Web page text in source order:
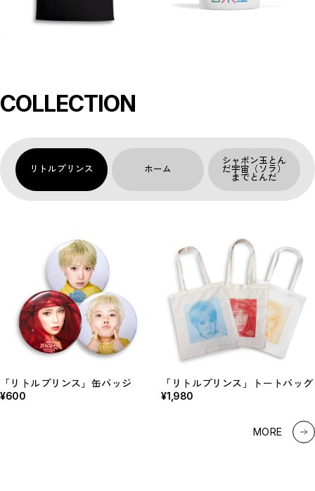
COLLECTION
リトルプリンス ホーム
シャボン玉とん
だ宇宙（ソラ）
までとんだ
「リトルプリンス」缶バッジ
¥600
「リトルプリンス」トートバッグ
¥1,980
MORE
「ホーム」アクリルスタンド
¥1,650
音楽座ミュージカル×シネマ「ホ
ーム」トートバッグ
「シャボン玉とんだ宇宙（ソラ）
までとんだ」クリアファイル
「シャボン玉とんだ宇宙（ソラ）
までとんだ」Tシャツ